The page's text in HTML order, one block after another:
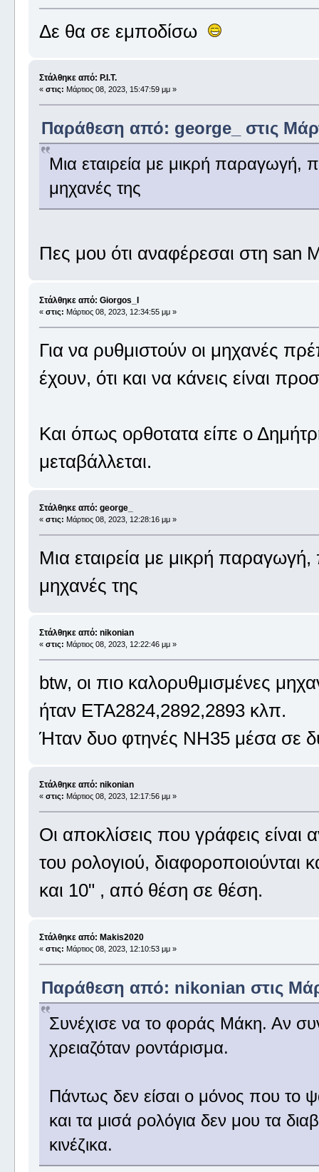
Δε θα σε εμποδίσω
Στάλθηκε από: P.I.T.
« στις: Μάρτιος 08, 2023, 15:47:59 μμ »
Παράθεση από: george_ στις
Μια εταιρεία με μικρή παραγωγή,
μηχανές της
Πες μου ότι αναφέρεσαι στη
Στάλθηκε από: Giorgos_I
« στις: Μάρτιος 08, 2023, 12:34:55 μμ »
Για να ρυθμιστούν οι μηχανές
έχουν, ότι και να κάνεις είναι
Και όπως ορθοτατα είπε ο
μεταβάλλεται.
Στάλθηκε από: george_
« στις: Μάρτιος 08, 2023, 12:28:16 μμ »
Μια εταιρεία με μικρή παραγωγή,
μηχανές της
Στάλθηκε από: nikonian
« στις: Μάρτιος 08, 2023, 12:22:46 μμ »
btw, οι πιο καλορυθμισμένες
ήταν ΕΤΑ2824,2892,2893 κλπ.
Ήταν δυο φτηνές ΝΗ35 μέσα σε
Στάλθηκε από: nikonian
« στις: Μάρτιος 08, 2023, 12:17:56 μμ »
Οι αποκλίσεις που γράφεις είναι
του ρολογιού,
και 10" , από θέση σε θέση.
Στάλθηκε από: Makis2020
« στις: Μάρτιος 08, 2023, 12:10:53 μμ »
Παράθεση από: nikonian στις
Συνέχισε να το φοράς Μάκη. Αν
χρειαζόταν ροντάρισμα.
Πάντως δεν είσαι ο μόνος που το
και τα μισά ρολόγια δεν μου τα
κινέζικα.